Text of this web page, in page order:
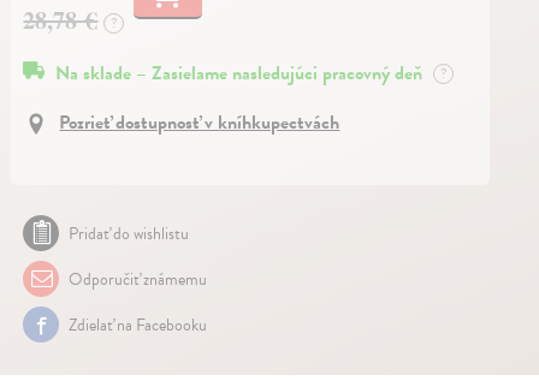
28,78 € ?
Na sklade – Zasielame nasledujúci pracovný deň ?
Pozrieť dostupnosť v kníhkupectvách
Pridať do wishlistu
Odporučiť známemu
Zdielať na Facebooku